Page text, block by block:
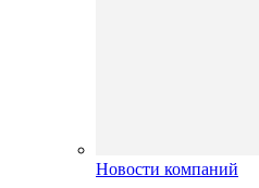
Новости компаний